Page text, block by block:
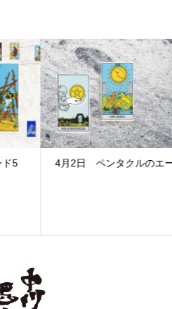
4月2日 ペンタクルのエース